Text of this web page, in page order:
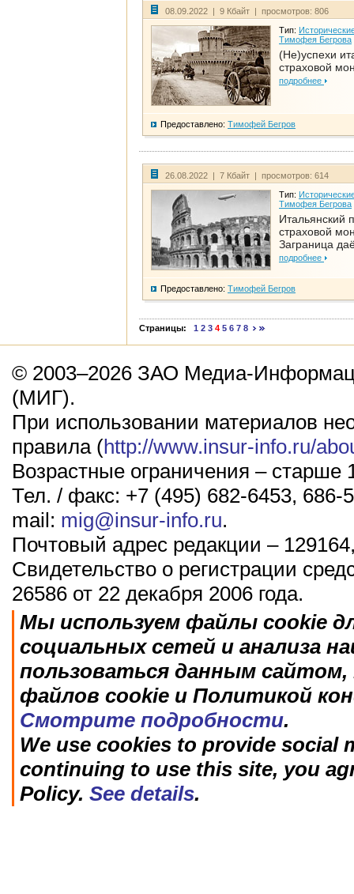
08.09.2022 | 9 Кбайт | просмотров: 806
Тип:
Тимофея Бегрова
(Не)успехи
страховой
подробнее
Предоставлено: Тимофей Бегров
26.08.2022 | 7 Кбайт | просмотров: 614
Тип:
Тимофея Бегрова
Итальянский
страховой
Заграница
подробнее
Предоставлено: Тимофей Бегров
Страницы: 1 2 3 4 5 6 7 8
© 2003–2026 ЗАО Медиа-
(МИГ).
При использовании материалов
правила (http://www.insur-info.ru/
Возрастные ограничения – старше
Тел. / факс: +7 (495) 682-6453, 686-
mail: mig@insur-info.ru.
Почтовый адрес редакции –
Свидетельство о регистрации
26586 от 22 декабря 2006 года.
Мы используем файлы cookie
социальных сетей и анализа
пользоваться данным
файлов cookie и Политикой
Смотрите подробности.
We use cookies to provide social
continuing to use this site, you
Policy. See details.